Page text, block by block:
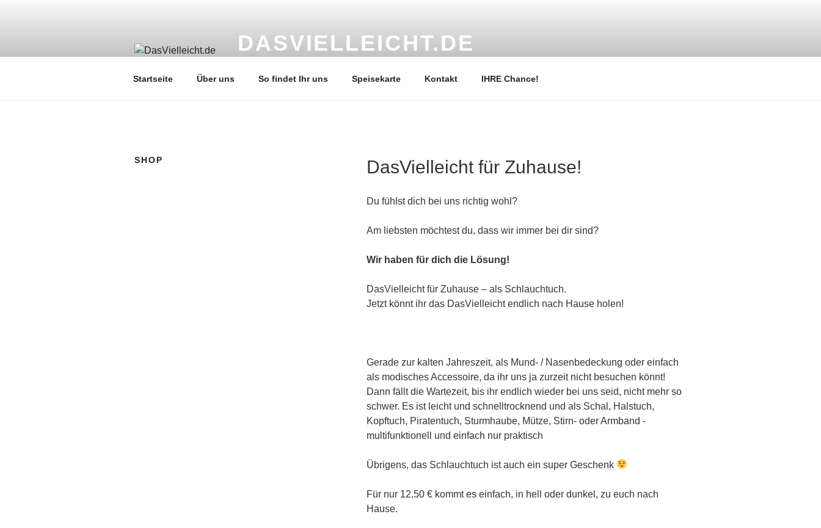
DASVIELLEICHT.DE
Startseite Über uns So findet Ihr uns Speisekarte Kontakt IHRE Chance!
SHOP DasVielleicht für Zuhause!
Du fühlst dich bei uns richtig wohl?
Am liebsten möchtest du, dass wir immer bei dir sind?
Wir haben für dich die Lösung!
DasVielleicht für Zuhause – als Schlauchtuch.
Jetzt könnt ihr das DasVielleicht endlich nach Hause holen!
Gerade zur kalten Jahreszeit, als Mund- / Nasenbedeckung oder einfach
als modisches Accessoire, da ihr uns ja zurzeit nicht besuchen könnt!
Dann fällt die Wartezeit, bis ihr endlich wieder bei uns seid, nicht mehr so
schwer. Es ist leicht und schnelltrocknend und als Schal, Halstuch,
Kopftuch, Piratentuch, Sturmhaube, Mütze, Stirn- oder Armband -
multifunktionell und einfach nur praktisch
Übrigens, das Schlauchtuch ist auch ein super Geschenk
Für nur 12,50 € kommt es einfach, in hell oder dunkel, zu euch nach
Hause.